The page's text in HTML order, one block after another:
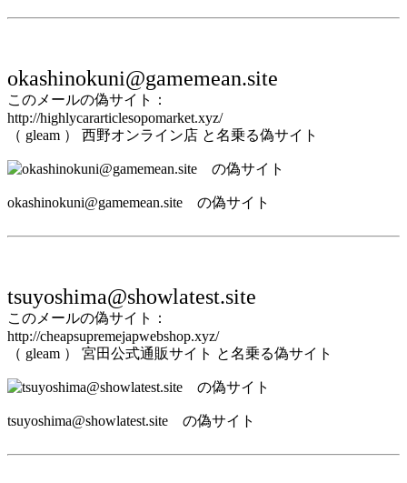
okashinokuni@gamemean.site
このメールの偽サイト：
http://highlycararticlesopomarket.xyz/
（ gleam ） 西野オンライン店 と名乗る偽サイト
okashinokuni@gamemean.site の偽サイト
tsuyoshima@showlatest.site
このメールの偽サイト：
http://cheapsupremejapwebshop.xyz/
（ gleam ） 宮田公式通販サイト と名乗る偽サイト
tsuyoshima@showlatest.site の偽サイト